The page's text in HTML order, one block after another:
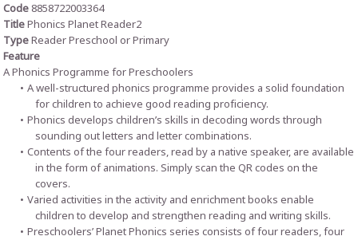
Code 8858722003364
TitlePhonics Planet Reader2
TypeReader Preschool or Primary
Feature
A Phonics Programme for Preschoolers
A well-structured phonics programme provides a solid foundation
for children to achieve good reading proficiency.
Phonics develops children’s skills in decoding words through
sounding out letters and letter combinations.
Contents of the four readers, read by a native speaker, are available
in the form of animations. Simply scan the QR codes on the
covers.
Varied activities in the activity and enrichment books enable
children to develop and strengthen reading and writing skills.
Preschoolers’ Planet Phonics series consists of four readers, four